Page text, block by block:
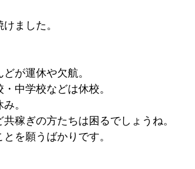
ました。
が運休や欠航。
中学校などは休校。
。
稼ぎの方たちは困るでしょうね。
を願うばかりです。